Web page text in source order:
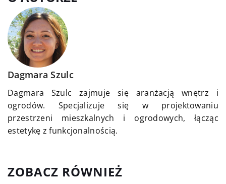
Dagmara Szulc
Dagmara Szulc zajmuje się aranżacją wnętrz i
ogrodów. Specjalizuje się w projektowaniu
przestrzeni mieszkalnych i ogrodowych, łącząc
estetykę z funkcjonalnością.
ZOBACZ RÓWNIEŻ